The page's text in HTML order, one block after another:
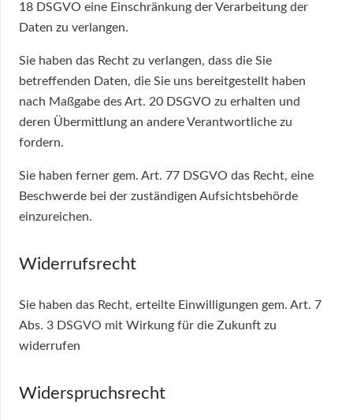
18 DSGVO eine Einschränkung der Verarbeitung der
Daten zu verlangen.
Sie haben das Recht zu verlangen, dass die Sie
betreffenden Daten, die Sie uns bereitgestellt haben
nach Maßgabe des Art. 20 DSGVO zu erhalten und
deren Übermittlung an andere Verantwortliche zu
fordern.
Sie haben ferner gem. Art. 77 DSGVO das Recht, eine
Beschwerde bei der zuständigen Aufsichtsbehörde
einzureichen.
Widerrufsrecht
Sie haben das Recht, erteilte Einwilligungen gem. Art. 7
Abs. 3 DSGVO mit Wirkung für die Zukunft zu
widerrufen
Widerspruchsrecht